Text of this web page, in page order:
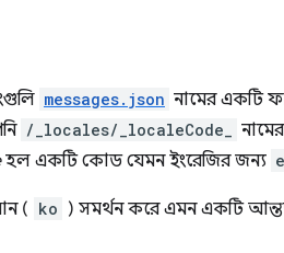
messages.json নামের একটি
/_locales/_localeCode_
হল একটি কোড যেমন ইংরেজির জন্য
( ko ) সমর্থন করে এমন একটি